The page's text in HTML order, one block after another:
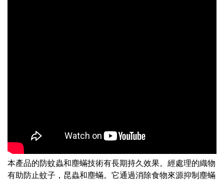
本產品的防蚊蟲和塵蟎技術有長期持久效果。經處理的織物
有助防止蚊子，昆蟲和塵蟎。它通過消除食物來源抑制塵蟎